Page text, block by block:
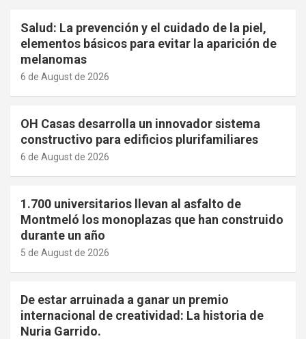
Salud: La prevención y el cuidado de la piel,
elementos básicos para evitar la aparición de
melanomas
6 de August de 2026
OH Casas desarrolla un innovador sistema
constructivo para edificios plurifamiliares
6 de August de 2026
1.700 universitarios llevan al asfalto de
Montmeló los monoplazas que han construido
durante un año
5 de August de 2026
De estar arruinada a ganar un premio
internacional de creatividad: La historia de
Nuria Garrido.